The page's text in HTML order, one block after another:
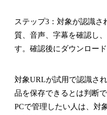
ステップ3：対象が認識
質、音声、字幕を確認し
す。確認後にダウンロード
対象URLが試用で認識さ
品を保存できるとは判断
PCで管理したい人は、対